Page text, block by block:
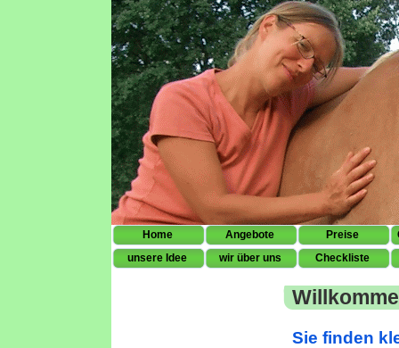
Home Angebote Preise
unsere Idee
wir über uns
Checkliste
Sie finden